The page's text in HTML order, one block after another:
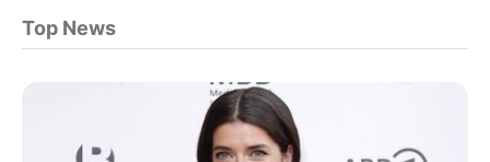
Top News